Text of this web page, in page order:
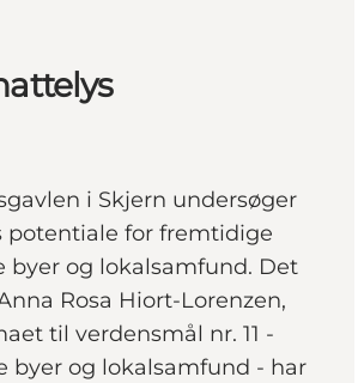
i Skjern undersøger
potentiale for fremtidige
og lokalsamfund. Det
Rosa Hiort-Lorenzen,
til verdensmål nr. 11 -
byer og lokalsamfund - har